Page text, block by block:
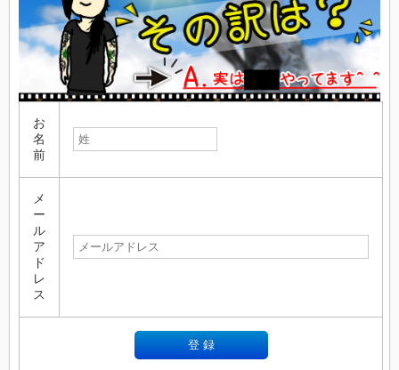
お
名
前
メ
ー
ル
ア
ド
レ
ス